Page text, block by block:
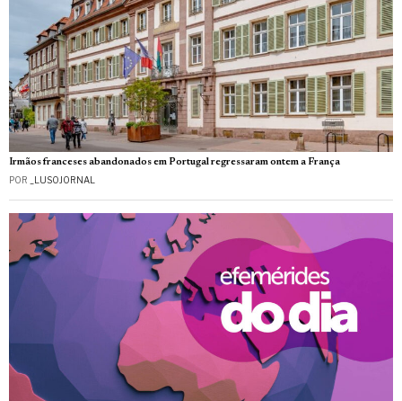
Irmãos franceses abandonados em Portugal regressaram ontem a França
POR _LUSOJORNAL